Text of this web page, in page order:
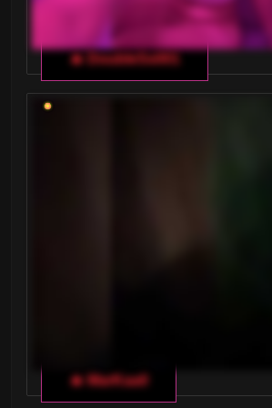
🔥 DoubleSs001
🔥 MarKaa0